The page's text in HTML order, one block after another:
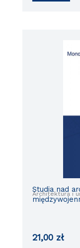
Architektura i
Studia nad
21,00 zł